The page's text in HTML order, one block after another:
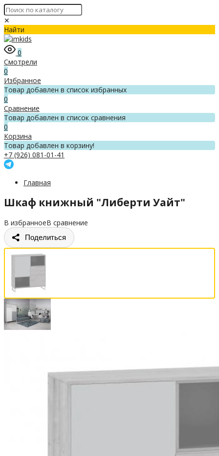
✕
Найти
0
Смотрели
0
Избранное
Товар добавлен в список избранных
0
Сравнение
Товар добавлен в список сравнения
0
Корзина
Товар добавлен в корзину!
+7 (926) 081-01-41
Главная
Шкаф книжный "Либерти Уайт"
В избранноеВ сравнение
Поделиться